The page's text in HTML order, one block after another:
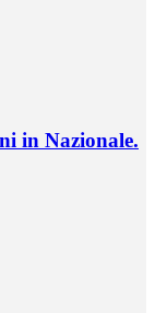
in Nazionale.